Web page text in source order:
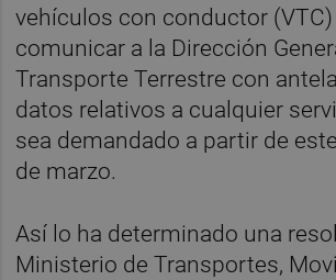
vehículos con conductor (VTC)
comunicar a la Dirección
Transporte Terrestre con
datos relativos a cualquier
sea demandado a partir de
de marzo.
Así lo ha determinado una
Ministerio de Transportes,